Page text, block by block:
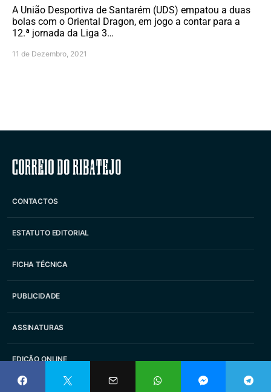
A União Desportiva de Santarém (UDS) empatou a duas
bolas com o Oriental Dragon, em jogo a contar para a
12.ª jornada da Liga 3…
11 de Dezembro, 2021
Correio do Ribatejo
CONTACTOS
ESTATUTO EDITORIAL
FICHA TÉCNICA
PUBLICIDADE
ASSINATURAS
EDIÇÃO ONLINE